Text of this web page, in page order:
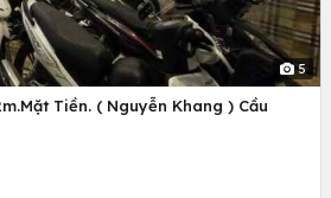
5
Tiền. ( Nguyễn Khang ) Cầu